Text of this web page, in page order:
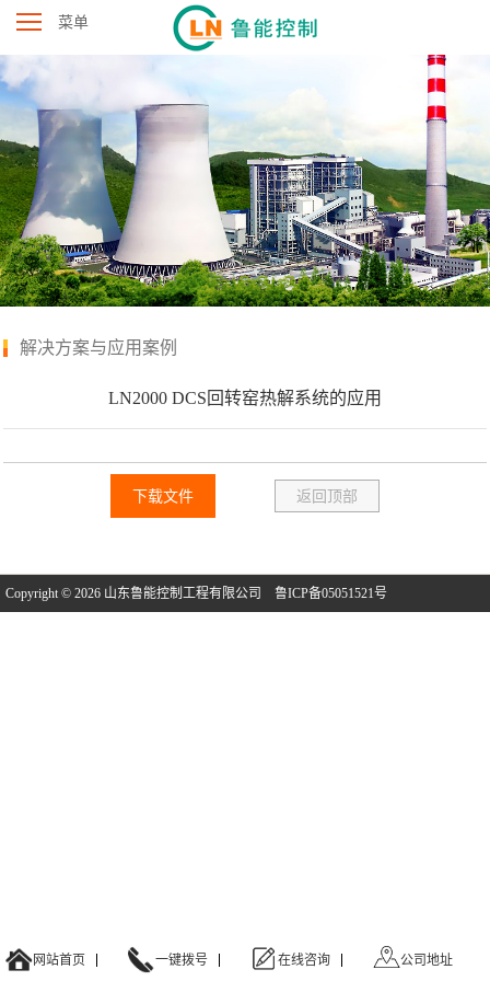
菜单
解决方案与应用案例
LN2000 DCS回转窑热解系统的应用
下载文件 返回顶部
Copyright © 2026 山东鲁能控制工程有限公司 鲁ICP备05051521号
网站首页 一键拨号 在线咨询 公司地址